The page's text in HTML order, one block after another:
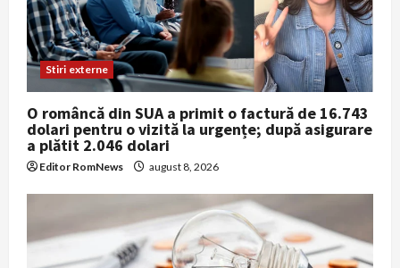
Stiri externe
O româncă din SUA a primit o factură de 16.743
dolari pentru o vizită la urgențe; după asigurare
a plătit 2.046 dolari
Editor RomNews august 8, 2026